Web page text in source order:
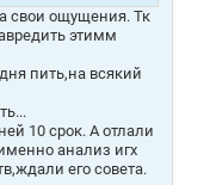
свои ощущения. Тк
этимм
пить,на всякий
10 срок. А отлали
анализ игх
его совета.